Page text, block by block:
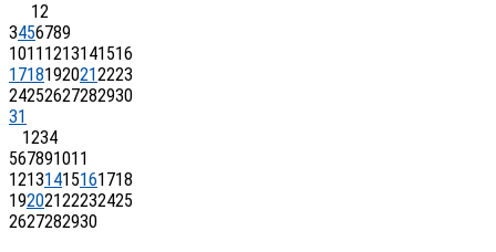
12
3456789
1011 1213141516
17181920212223
24252627282930
31
1234
567891011
12131415161718
19202122232425
2627282930